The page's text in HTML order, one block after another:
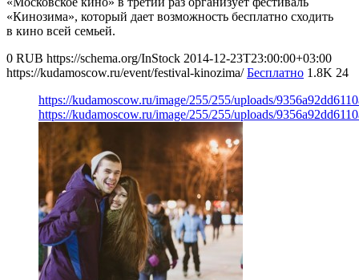
«Кинозима», который дает возможность бесплатно сходить
в кино всей семьей.
0 RUB https://schema.org/InStock 2014-12-23T23:00:00+03:00
https://kudamoscow.ru/event/festival-kinozima/ Бесплатно 1.8K 24
https://kudamoscow.ru/image/255/255/uploads/
https://kudamoscow.ru/image/255/255/uploads/